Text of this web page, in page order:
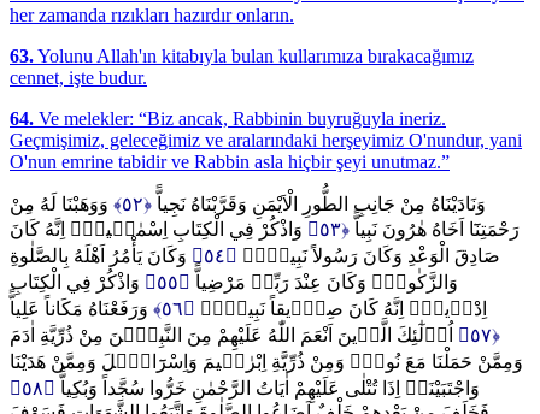
her zamanda rızıkları hazırdır onların.
63.Yolunu Allah'ın kitabıyla bulan kullarımıza bırakacağımız
cennet, işte budur.
64. Ve melekler: “Biz ancak, Rabbinin buyruğuyla ineriz.
Geçmişimiz, geleceğimiz ve aralarındaki herşeyimiz O'nundur, yani
O'nun emrine tabidir ve Rabbin asla hiçbir şeyi unutmaz.”
وَنَادَيْنَاهُ مِنْ جَانِبِ الطُّورِ الْاَيْمَنِ وَقَرَّبْنَاهُ نَجِياًّ ﴿٥٢﴾
وَوَهَبْنَا لَهُ مِنْ
رَحْمَتِنَٓا اَخَاهُ هٰرُونَ نَبِياًّ ﴿٥٣﴾
وَاذْكُرْ فِي الْكِتَابِ اِسْمٰع۪يلَۘ اِنَّهُ كَانَ
صَادِقَ الْوَعْدِ وَكَانَ رَسُولاً نَبِياًّۚ ﴿٥٤﴾
وَكَانَ يَأْمُرُ اَهْلَهُ بِالصَّلٰوةِ
وَالزَّكٰوةِۖ وَكَانَ عِنْدَ رَبِّه۪ مَرْضِياًّ ﴿٥٥﴾
وَاذْكُرْ فِي الْكِتَابِ
اِدْر۪يسَۘ اِنَّهُ كَانَ صِدّ۪يقاً نَبِياًّۗ ﴿٥٦﴾
وَرَفَعْنَاهُ مَكَاناً عَلِياًّ
﴿٥٧﴾
اُو۬لٰٓئِكَ الَّذ۪ينَ اَنْعَمَ اللّٰهُ عَلَيْهِمْ مِنَ النَّبِيّ۪نَ مِنْ ذُرِّيَّةِ اٰدَمَ
وَمِمَّنْ حَمَلْنَا مَعَ نُوحٍۘ وَمِنْ ذُرِّيَّةِ اِبْرٰه۪يمَ وَاِسْرَٓائ۪لَ وَمِمَّنْ هَدَيْنَا
وَاجْتَبَيْنَاۜ اِذَا تُتْلٰى عَلَيْهِمْ اٰيَاتُ الرَّحْمٰنِ خَرُّوا سُجَّداً وَبُكِياًّ ﴿٥٨﴾